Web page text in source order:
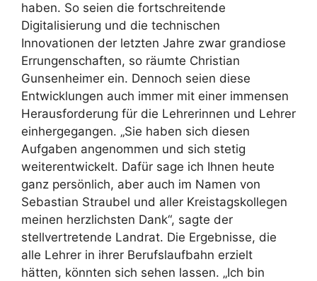
haben. So seien die fortschreitende
Digitalisierung und die technischen
Innovationen der letzten Jahre zwar grandiose
Errungenschaften, so räumte Christian
Gunsenheimer ein. Dennoch seien diese
Entwicklungen auch immer mit einer immensen
Herausforderung für die Lehrerinnen und Lehrer
einhergegangen. „Sie haben sich diesen
Aufgaben angenommen und sich stetig
weiterentwickelt. Dafür sage ich Ihnen heute
ganz persönlich, aber auch im Namen von
Sebastian Straubel und aller Kreistagskollegen
meinen herzlichsten Dank“, sagte der
stellvertretende Landrat. Die Ergebnisse, die
alle Lehrer in ihrer Berufslaufbahn erzielt
hätten, könnten sich sehen lassen. „Ich bin